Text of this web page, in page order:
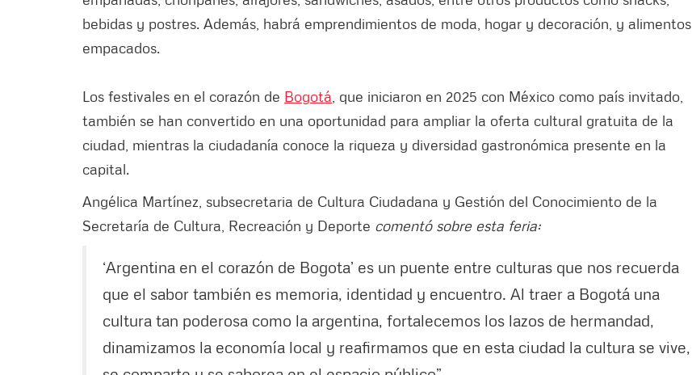
bebidas y postres. Además, habrá emprendimientos de moda, hogar y decoración, y alimentos
empacados.
Los festivales en el corazón de Bogotá , que iniciaron en 2025 con México como país invitado,
también se han convertido en una oportunidad para ampliar la oferta cultural gratuita de la
ciudad, mientras la ciudadanía conoce la riqueza y diversidad gastronómica presente en la
capital.
Angélica Martínez, subsecretaria de Cultura Ciudadana y Gestión del Conocimiento de la
Secretaría de Cultura, Recreación y Deporte comentó sobre esta feria:
‘Argentina en el corazón de Bogota’ es un puente entre culturas que nos recuerda
que el sabor también es memoria, identidad y encuentro. Al traer a Bogotá una
cultura tan poderosa como la argentina, fortalecemos los lazos de hermandad,
dinamizamos la economía local y reafirmamos que en esta ciudad la cultura se vive,